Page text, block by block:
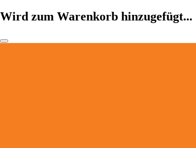
Wird zum Warenkorb hinzugefügt...